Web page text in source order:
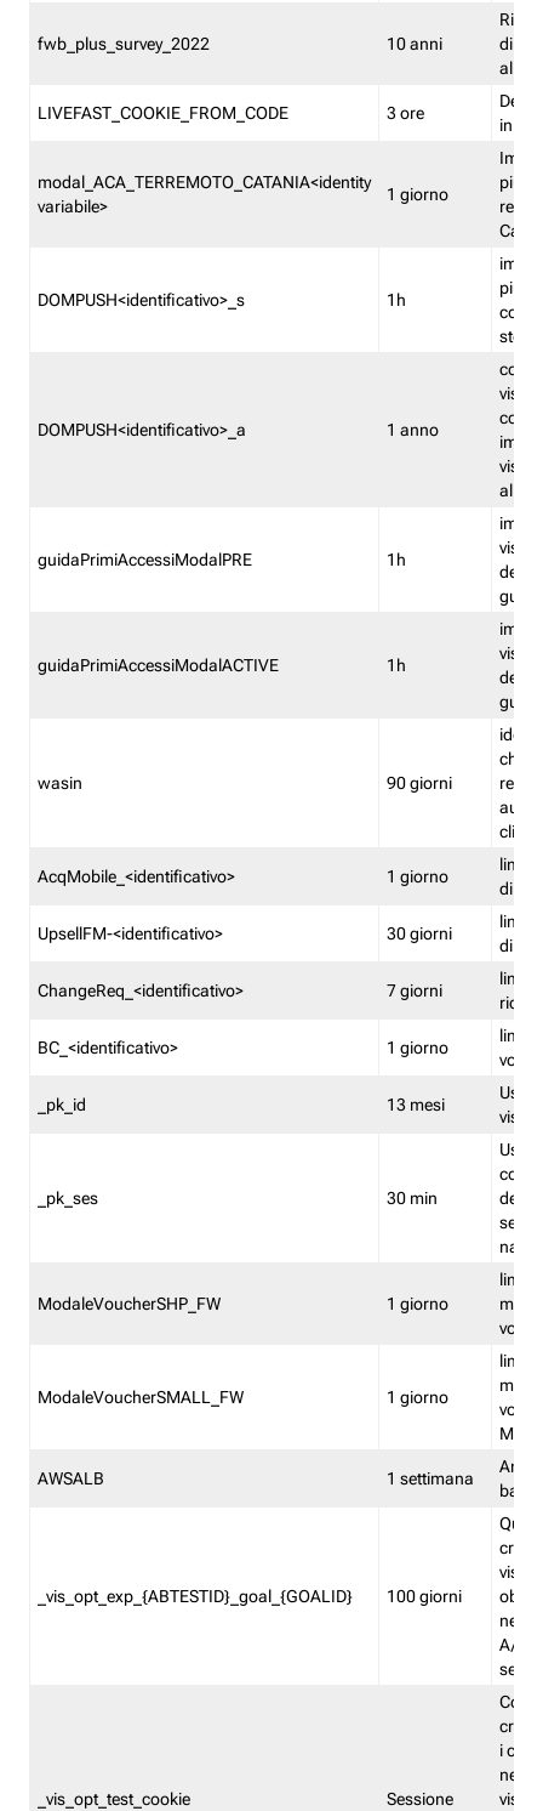
fwb_plus_survey_2022 10 anni
di
LIVEFAST_COOKIE_FROM_CODE 3 ore
in
modal_ACA_TERREMOTO_CATANIA<identity
variabile>
1 giorno
più
DOMPUSH<identificativo>_s 1h
più
DOMPUSH<identificativo>_a 1 anno
guidaPrimiAccessiModalPRE 1h
della
guidaPrimiAccessiModalACTIVE 1h
della
wasin 90 giorni
che
rete
clienti
AcqMobile_<identificativo> 1 giorno
limita
di
UpsellFM-<identificativo> 30 giorni
limita
di
ChangeReq_<identificativo> 7 giorni
limita
BC_<identificativo> 1 giorno
limita
_pk_id 13 mesi
_pk_ses 30 min
ModaleVoucherSHP_FW 1 giorno
ModaleVoucherSMALL_FW 1 giorno
AWSALB 1 settimana
_vis_opt_exp_{ABTESTID}_goal_{GOALID} 100 giorni
nel
A/B.
_vis_opt_test_cookie Sessione
i
nel